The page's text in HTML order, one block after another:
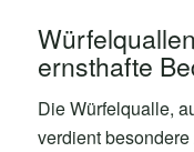
ernsthafte
Die Würfelqualle,
verdient